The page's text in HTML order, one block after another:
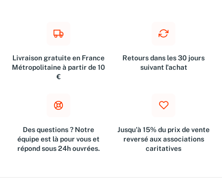
Livraison gratuite en France
Métropolitaine à partir de 10
€
Retours dans les 30 jours
suivant l'achat
Des questions ? Notre
équipe est là pour vous et
répond sous 24h ouvrées.
Jusqu'à 15% du prix de vente
reversé aux associations
caritatives